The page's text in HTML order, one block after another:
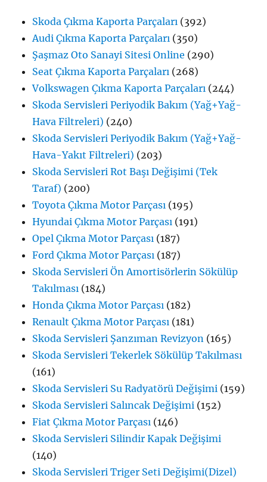
Skoda Çıkma Kaporta Parçaları (392)
Audi Çıkma Kaporta Parçaları (350)
Şaşmaz Oto Sanayi Sitesi Online (290)
Seat Çıkma Kaporta Parçaları (268)
Volkswagen Çıkma Kaporta Parçaları (244)
Skoda Servisleri Periyodik Bakım (Yağ+Yağ-
Hava Filtreleri) (240)
Skoda Servisleri Periyodik Bakım (Yağ+Yağ-
Hava-Yakıt Filtreleri) (203)
Skoda Servisleri Rot Başı Değişimi (Tek
Taraf) (200)
Toyota Çıkma Motor Parçası (195)
Hyundai Çıkma Motor Parçası (191)
Opel Çıkma Motor Parçası (187)
Ford Çıkma Motor Parçası (187)
Skoda Servisleri Ön Amortisörlerin Sökülüp
Takılması (184)
Honda Çıkma Motor Parçası (182)
Renault Çıkma Motor Parçası (181)
Skoda Servisleri Şanzıman Revizyon (165)
Skoda Servisleri Tekerlek Sökülüp Takılması
(161)
Skoda Servisleri Su Radyatörü Değişimi (159)
Skoda Servisleri Salıncak Değişimi (152)
Fiat Çıkma Motor Parçası (146)
Skoda Servisleri Silindir Kapak Değişimi
(140)
Skoda Servisleri Triger Seti Değişimi(Dizel)